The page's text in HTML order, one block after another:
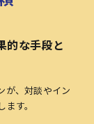
的な手段と
が、対談やイン
す。